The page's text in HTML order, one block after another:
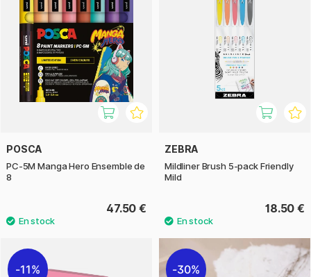
POSCA
PC-5M Manga Hero Ensemble de
8
47.50 €
ZEBRA
Mildliner Brush 5-pack Friendly
Mild
18.50 €
11% 30%